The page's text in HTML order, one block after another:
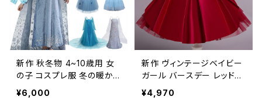
新作 秋冬物 4~10歳用 女
の子 コスプレ服 冬の暖か
い長袖 クリスマスのスパン
¥6,000
新作 ヴィンテージベイビー
ガール バースデー レッドツ
ツドレス キッド オータム ロ
¥4,970